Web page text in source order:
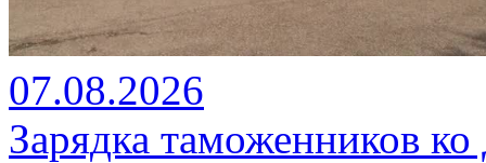
07.08.2026
Зарядка таможенников